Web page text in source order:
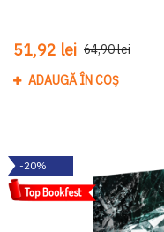
51,92 lei 64,90 lei
ADAUGĂ ÎN COȘ
-20%